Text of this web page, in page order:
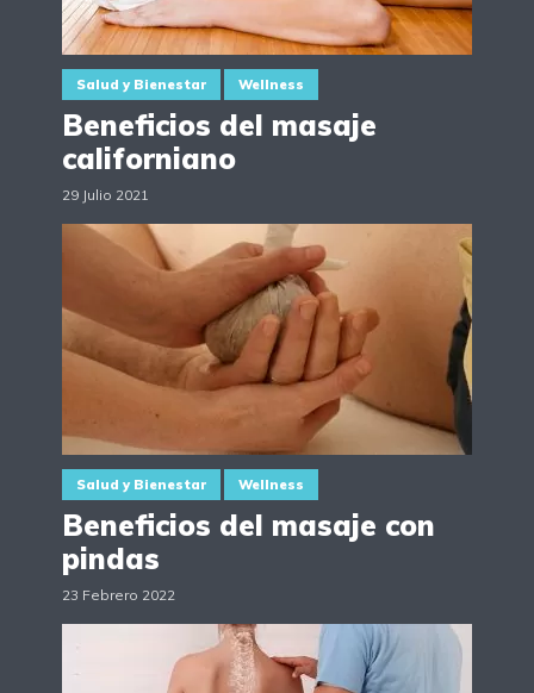
Salud y Bienestar Wellness
Beneficios del masaje
californiano
29 Julio 2021
Salud y Bienestar Wellness
Beneficios del masaje con
pindas
23 Febrero 2022